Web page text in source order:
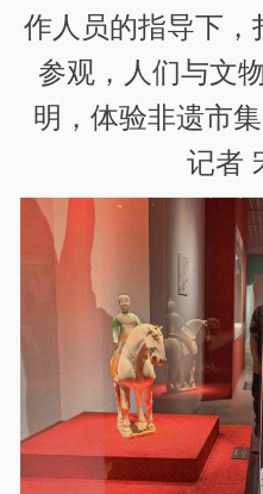
作人员的指导下，
参观，人们与文
明，体验非遗市
记者